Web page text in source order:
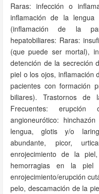
Raras: infección o
inflamación de la lengua
(inflamación de la
hepatobiliares: Raras:
(que puede ser mortal),
detención de la secreción
piel o los ojos, inflamación
pacientes con formación
biliares). Trastornos
Frecuentes: erupción
angioneurótico:
lengua, glotis y/o
abundante, picor,
enrojecimiento de la
hemorragias en la piel
enrojecimiento/erupción
pelo, descamación de la